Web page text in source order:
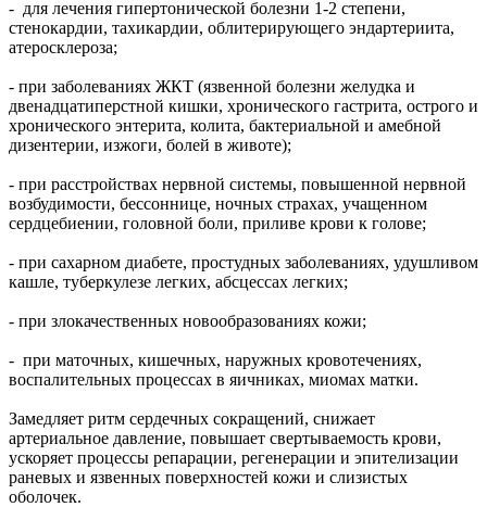
- для лечения гипертонической болезни 1-2 степени,
стенокардии, тахикардии, облитерирующего эндартериита,
атеросклероза;
- при заболеваниях ЖКТ (язвенной болезни желудка и
двенадцатиперстной кишки, хронического гастрита, острого и
хронического энтерита, колита, бактериальной и амебной
дизентерии, изжоги, болей в животе);
- при расстройствах нервной системы, повышенной нервной
возбудимости, бессоннице, ночных страхах, учащенном
сердцебиении, головной боли, приливе крови к голове;
- при сахарном диабете, простудных заболеваниях, удушливом
кашле, туберкулезе легких, абсцессах легких;
- при злокачественных новообразованиях кожи;
- при маточных, кишечных, наружных кровотечениях,
воспалительных процессах в яичниках, миомах матки.
Замедляет ритм сердечных сокращений, снижает
артериальное давление, повышает свертываемость крови,
ускоряет процессы репарации, регенерации и эпителизации
раневых и язвенных поверхностей кожи и слизистых
оболочек.